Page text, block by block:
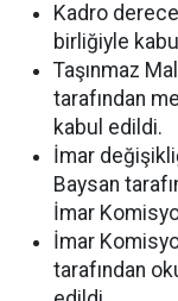
Kadro
birliğiyle
Taşınmaz
tarafından
kabul edildi.
İmar
Baysan
İmar
İmar
tarafından